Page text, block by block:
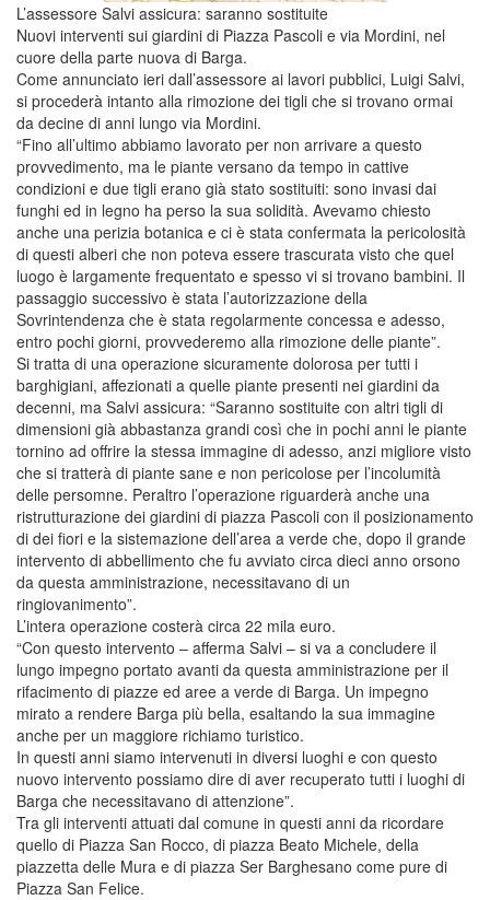
L’assessore Salvi assicura: saranno sostituite
Nuovi interventi sui giardini di Piazza Pascoli e via Mordini, nel
cuore della parte nuova di Barga.
Come annunciato ieri dall’assessore ai lavori pubblici, Luigi Salvi,
si procederà intanto alla rimozione dei tigli che si trovano ormai
da decine di anni lungo via Mordini.
“Fino all’ultimo abbiamo lavorato per non arrivare a questo
provvedimento, ma le piante versano da tempo in cattive
condizioni e due tigli erano già stato sostituiti: sono invasi dai
funghi ed in legno ha perso la sua solidità. Avevamo chiesto
anche una perizia botanica e ci è stata confermata la pericolosità
di questi alberi che non poteva essere trascurata visto che quel
luogo è largamente frequentato e spesso vi si trovano bambini. Il
passaggio successivo è stata l’autorizzazione della
Sovrintendenza che è stata regolarmente concessa e adesso,
entro pochi giorni, provvederemo alla rimozione delle piante”.
Si tratta di una operazione sicuramente dolorosa per tutti i
barghigiani, affezionati a quelle piante presenti nei giardini da
decenni, ma Salvi assicura: “Saranno sostituite con altri tigli di
dimensioni già abbastanza grandi così che in pochi anni le piante
tornino ad offrire la stessa immagine di adesso, anzi migliore visto
che si tratterà di piante sane e non pericolose per l’incolumità
delle persomne. Peraltro l’operazione riguarderà anche una
ristrutturazione dei giardini di piazza Pascoli con il posizionamento
di dei fiori e la sistemazione dell’area a verde che, dopo il grande
intervento di abbellimento che fu avviato circa dieci anno orsono
da questa amministrazione, necessitavano di un
ringiovanimento”.
L’intera operazione costerà circa 22 mila euro.
“Con questo intervento – afferma Salvi – si va a concludere il
lungo impegno portato avanti da questa amministrazione per il
rifacimento di piazze ed aree a verde di Barga. Un impegno
mirato a rendere Barga più bella, esaltando la sua immagine
anche per un maggiore richiamo turistico.
In questi anni siamo intervenuti in diversi luoghi e con questo
nuovo intervento possiamo dire di aver recuperato tutti i luoghi di
Barga che necessitavano di attenzione”.
Tra gli interventi attuati dal comune in questi anni da ricordare
quello di Piazza San Rocco, di piazza Beato Michele, della
piazzetta delle Mura e di piazza Ser Barghesano come pure di
Piazza San Felice.